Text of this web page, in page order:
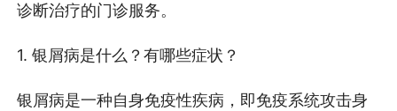
诊断治疗的门诊服务。
1. 银屑病是什么？有哪些症状？
银屑病是一种自身免疫性疾病，即免疫系统攻击身